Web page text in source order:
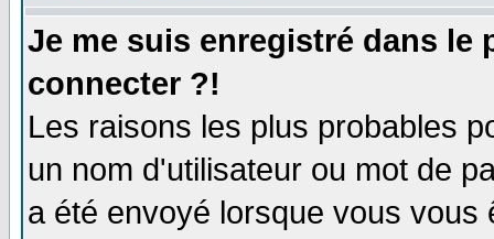
Je me suis enregistré dans le
connecter ?!
Les raisons les plus probables
un nom d'utilisateur ou mot de
a été envoyé lorsque vous